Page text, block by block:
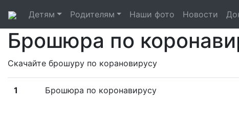
Детям Родителям Наши фото Новости
Брошюра по
Скачайте брошуру по корановирусу
1 Брошюра по коронавирусу